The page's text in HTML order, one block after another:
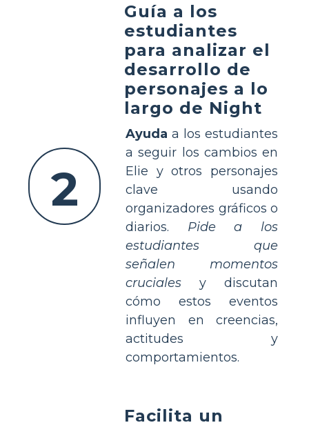
2
Guía a los
estudiantes
para analizar el
desarrollo de
personajes a lo
largo de Night
Ayuda a los estudiantes
a seguir los cambios en
Elie y otros personajes
clave usando
organizadores gráficos o
diarios. Pide a los
estudiantes que
señalen momentos
cruciales y discutan
cómo estos eventos
influyen en creencias,
actitudes y
comportamientos.
Facilita un